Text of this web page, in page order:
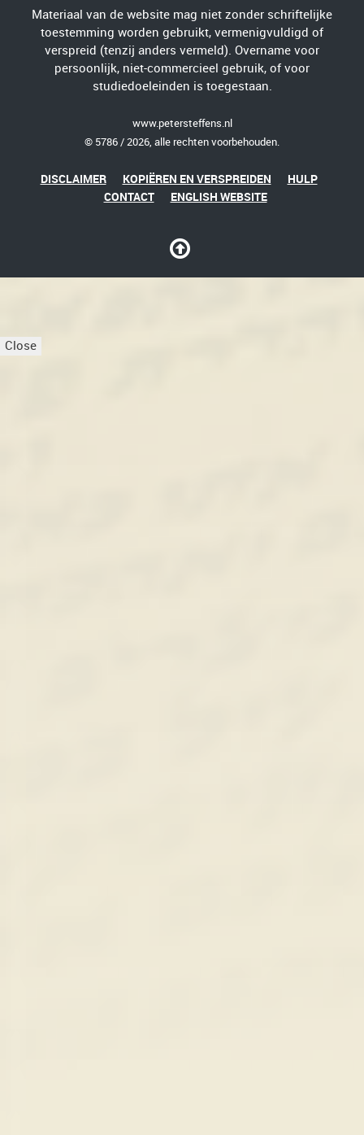
Materiaal van de website mag niet zonder schriftelijke
toestemming worden gebruikt, vermenigvuldigd of
verspreid (tenzij anders vermeld). Overname voor
persoonlijk, niet-commercieel gebruik, of voor
studiedoeleinden is toegestaan.
www.petersteffens.nl
© 5786 / 2026, alle rechten voorbehouden.
DISCLAIMER KOPIËREN EN VERSPREIDEN
HULP
CONTACT
ENGLISH WEBSITE
Close